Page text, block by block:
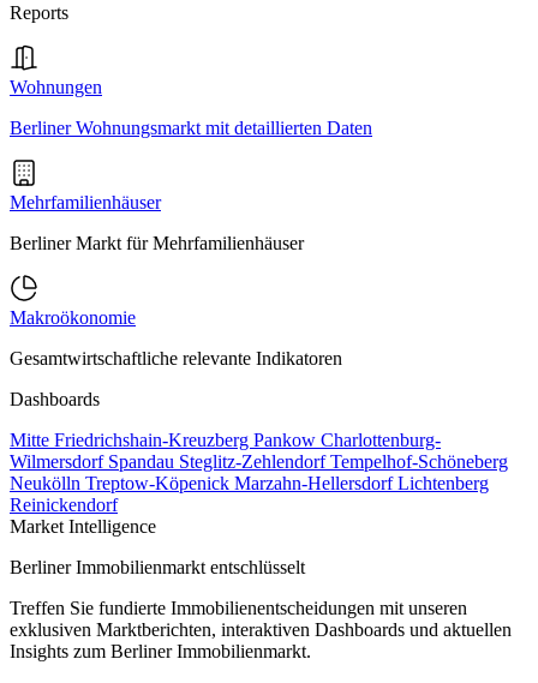
Reports
Wohnungen
Berliner Wohnungsmarkt mit detaillierten Daten
Mehrfamilienhäuser
Berliner Markt für Mehrfamilienhäuser
Makroökonomie
Gesamtwirtschaftliche relevante Indikatoren
Dashboards
Mitte Friedrichshain-Kreuzberg Pankow Charlottenburg-
Wilmersdorf Spandau Steglitz-ZehlendorfTempelhof-Schöneberg
Neukölln Treptow-Köpenick Marzahn-HellersdorfLichtenberg
Reinickendorf
Market Intelligence
Berliner Immobilienmarkt entschlüsselt
Treffen Sie fundierte Immobilienentscheidungen mit unseren
exklusiven Marktberichten, interaktiven Dashboards und aktuellen
Insights zum Berliner Immobilienmarkt.